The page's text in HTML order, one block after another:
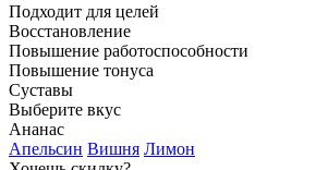
Подходит для целей
Восстановление
Повышение работоспособности
Повышение тонуса
Суставы
Выберите вкус
Ананас
Апельсин Вишня Лимон